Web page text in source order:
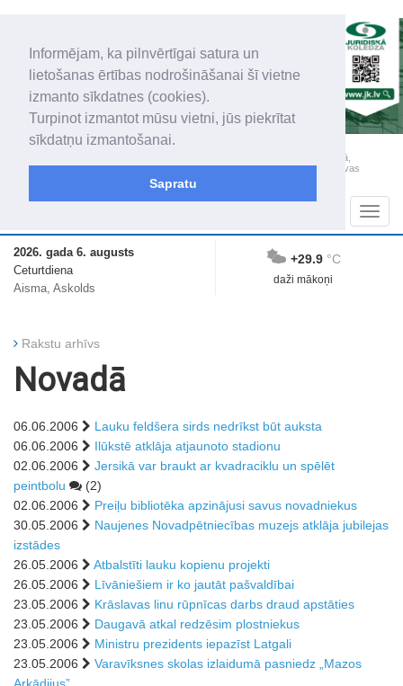
Informējam, ka pilnvērtīgai satura un
lietošanas ērtības nodrošināšanai šī vietne
izmanto sīkdatnes (cookies).
Turpinot izmantot mūsu vietni, jūs piekrītat
sīkdatņu izmantošanai.
Sapratu
„Latgales Laiks” iznāk latviešu un krievu valodās visā Dienvidlatgalē un Sēlijā,
„Latgales Laiks” latviešu valodā aptver Daugavpils valstspilsētu, Augšdaugavas
novadu un apkārtējos novadus un pilsētas.
2026. gada 6. augusts
Ceturtdiena
Aisma, Askolds
+29.9 °C
daži mākoņi
Rakstu arhīvs
Novadā
06.06.2006
Lauku feldšera sirds nedrīkst būt auksta
06.06.2006
Ilūkstē atklāja atjaunoto stadionu
02.06.2006
Jersikā var braukt ar kvadraciklu un spēlēt
peintbolu
(2)
02.06.2006
Preiļu bibliotēka apzinājusi savus novadniekus
30.05.2006
Naujenes Novadpētniecības muzejs atklāja jubilejas
izstādes
26.05.2006
Atbalstīti lauku kopienu projekti
26.05.2006
Līvāniešiem ir ko jautāt pašvaldībai
23.05.2006
Krāslavas linu rūpnīcas darbs draud apstāties
23.05.2006
Daugavā atkal redzēsim plostniekus
23.05.2006
Ministru prezidents iepazīst Latgali
23.05.2006
Varavīksnes skolas izlaidumā pasniedz „Mazos